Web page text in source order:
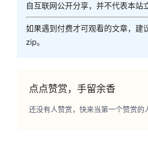
自互联网公开分享，并不代表本站
如果遇到付费才可观看的文章，建
zip。
点点赞赏，手留余香
还没有人赞赏，快来当第一个赞赏的